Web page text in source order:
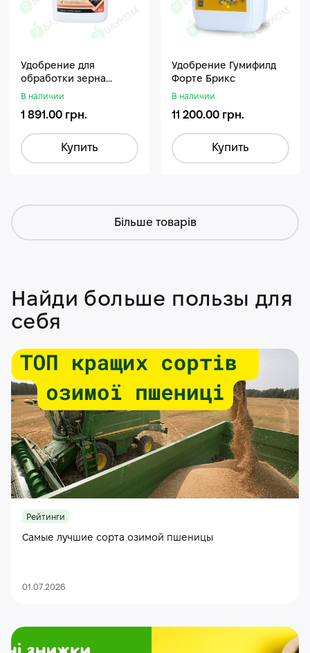
Удобрение для
обработки зерна
Стармакс Гумифос
В наличии
1 891.00 грн.
Купить
Удобрение Гумифилд
Форте Брикс
В наличии
11 200.00 грн.
Купить
Більше товарів
Найди больше пользы для
себя
Рейтинги
Самые лучшие сорта озимой пшеницы
01.07.2026